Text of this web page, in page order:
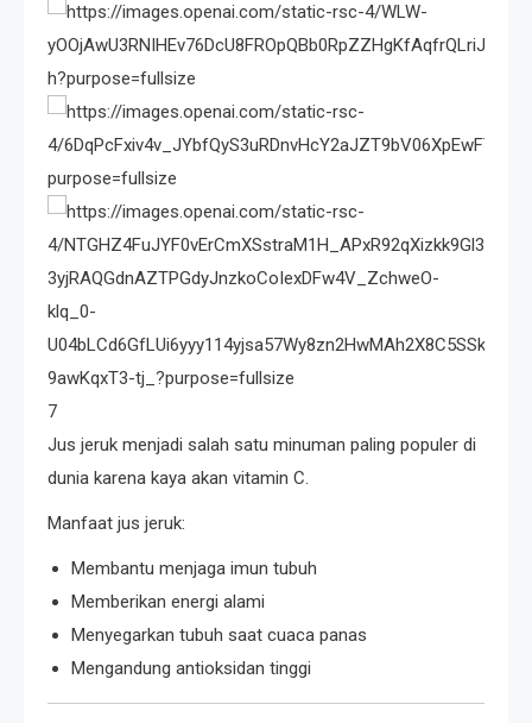
7
Jus jeruk menjadi salah satu minuman paling populer di
dunia karena kaya akan vitamin C.
Manfaat jus jeruk:
Membantu menjaga imun tubuh
Memberikan energi alami
Menyegarkan tubuh saat cuaca panas
Mengandung antioksidan tinggi